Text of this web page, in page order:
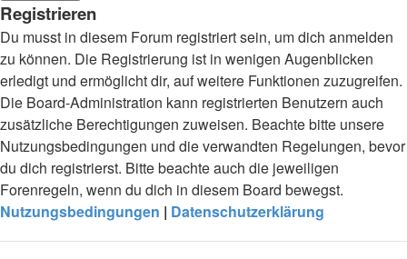
Registrieren
Du musst in diesem Forum registriert sein, um dich anmelden
zu können. Die Registrierung ist in wenigen Augenblicken
erledigt und ermöglicht dir, auf weitere Funktionen zuzugreifen.
Die Board-Administration kann registrierten Benutzern auch
zusätzliche Berechtigungen zuweisen. Beachte bitte unsere
Nutzungsbedingungen und die verwandten Regelungen, bevor
du dich registrierst. Bitte beachte auch die jeweiligen
Forenregeln, wenn du dich in diesem Board bewegst.
Nutzungsbedingungen | Datenschutzerklärung